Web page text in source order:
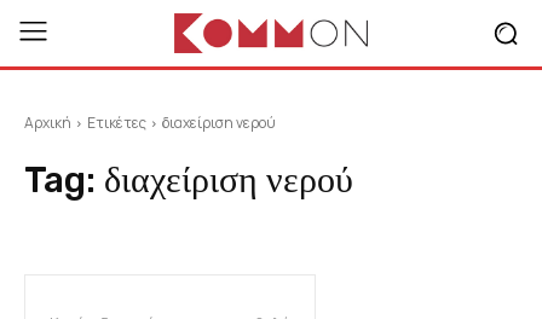
Αρχική Ετικέτες διαχείριση νερού
Tag: διαχείριση νερού